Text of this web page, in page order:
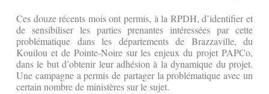
Ces douze récents mois ont permis, à la RPDH, d’identifier et
de sensibiliser les parties prenantes intéressées par cette
problématique dans les départements de Brazzaville, du
Kouilou et de Pointe-Noire sur les enjeux du projet PAPCo,
dans le but d’obtenir leur adhésion à la dynamique du projet.
Une campagne a permis de partager la problématique avec un
certain nombre de ministères sur le sujet.